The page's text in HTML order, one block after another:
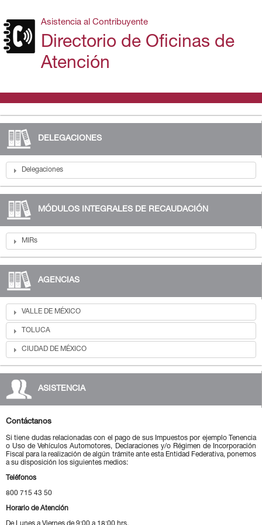
Asistencia al Contribuyente
Directorio de Oficinas de
Atención
DELEGACIONES
Delegaciones
MÓDULOS INTEGRALES DE RECAUDACIÓN
MIRs
AGENCIAS
VALLE DE MÉXICO
TOLUCA
CIUDAD DE MÉXICO
ASISTENCIA
Contáctanos
Si tiene dudas relacionadas con el pago de sus Impuestos por ejemplo Tenencia
o Uso de Vehículos Automotores, Declaraciones y/o Régimen de Incorporación
Fiscal para la realización de algún trámite ante esta Entidad Federativa, ponemos
a su disposición los siguientes medios:
Teléfonos
800 715 43 50
Horario de Atención